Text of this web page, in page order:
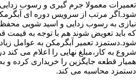
تعمیرات معمولا جرم گیری و رسوب
شود.اگر مرتب از سرویس دوره ای آبگرمکن
نیازی به رسوب زدایی و اسید شویی
که باید تعویض شوند هم با توجه به
شود.دستمزد تعمیر آبگرمکن به عوامل
شروع به کار،مبلغ نهایی را اعلام می
همیار قطعه جایگزین را خریداری کرده و
دستمزد محاسبه می کند.